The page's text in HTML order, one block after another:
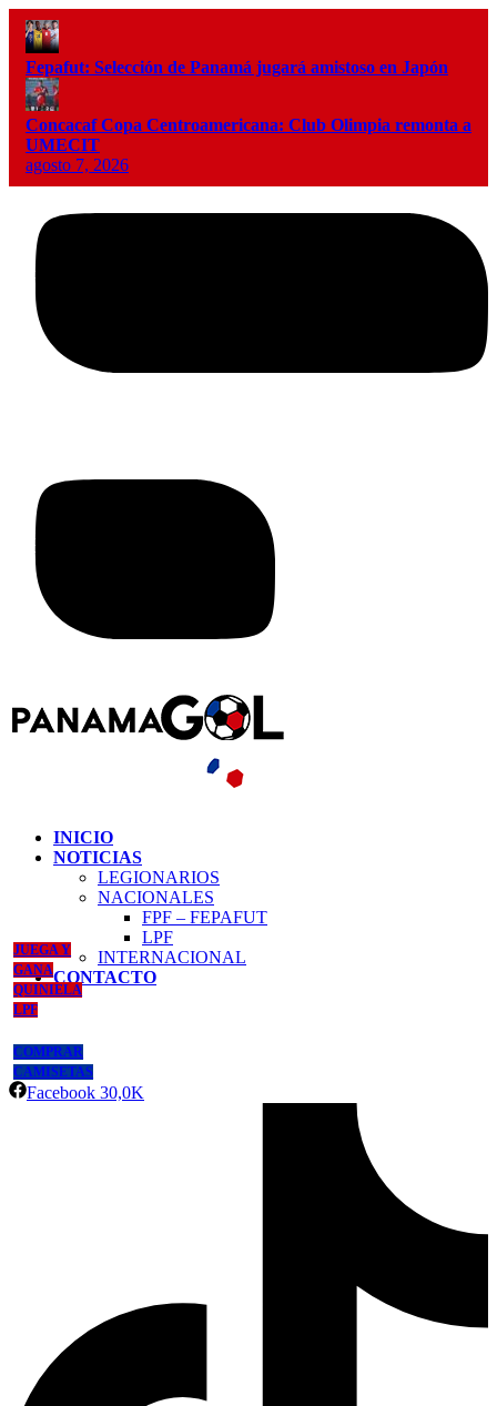
Fepafut: Selección de Panamá jugará amistoso en Japón
Concacaf Copa Centroamericana: Club Olimpia remonta a
UMECIT
agosto 7, 2026
INICIO
NOTICIAS
LEGIONARIOS
NACIONALES
FPF – FEPAFUT
LPF
INTERNACIONAL
CONTACTO
JUEGA Y
GANA
QUINIELA
LPF
COMPRAR
CAMISETAS
Facebook 30,0K